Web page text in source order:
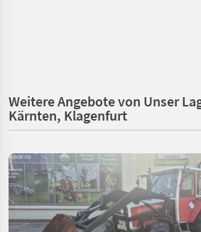
Weitere Angebote von Unser
Kärnten, Klagenfurt